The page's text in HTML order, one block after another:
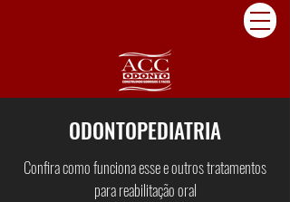
ODONTOPEDIATRIA
Confira como funciona esse e outros tratamentos
para reabilitação oral